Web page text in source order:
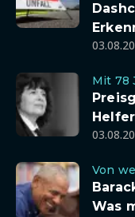
Mit 78
Von
Was